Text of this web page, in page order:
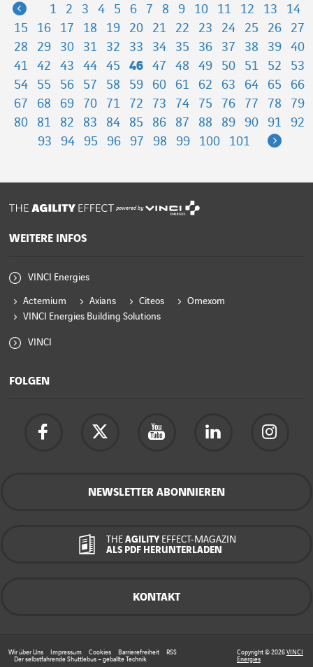
und zu zahlreichen Einflussgrößen. Zusammengenommen bilden
sie den Rohstoff […]
Previous
1 2 3 4 5 6 7 8 9 10 11 12 13
14
15
16 17 18 19 20 21 22 23 24 25 26
27
28
29 30 31 32 33 34 35 36 37 38 39
40
41
42 43 44 45 46 47 48 49 50 51 52
53
54
55 56 57 58 59 60 61 62 63 64 65
66
67
68 69 70 71 72 73 74 75 76 77 78
79
80
81 82 83 84 85 86 87 88 89 90 91
92
93
94 95 96 97 98 99 100 101 Next
powered by
WEITERE INFOS
VINCI Energies
Actemium Axians Citeos
Omexom
VINCI Energies Building Solutions
VINCI
FOLGEN
NEWSLETTER ABONNIEREN
THE AGILITY EFFECT-MAGAZIN
ALS PDF HERUNTERLADEN
KONTAKT
Wir über Uns Impressum Cookies Barrierefreiheit
RSS
Der selbstfahrende Shuttlebus – geballte Technik
Copyright © 2026 VINCI
Energies